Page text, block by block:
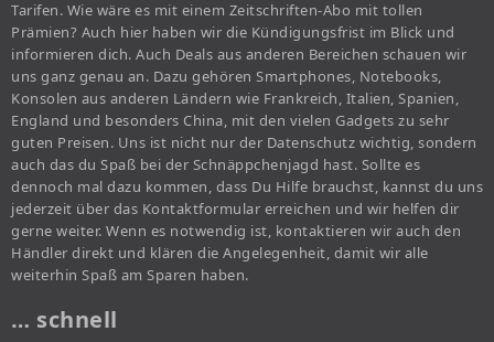
Tarifen. Wie wäre es mit einem Zeitschriften-Abo mit tollen
Prämien? Auch hier haben wir die Kündigungsfrist im Blick und
informieren dich. Auch Deals aus anderen Bereichen schauen wir
uns ganz genau an. Dazu gehören Smartphones, Notebooks,
Konsolen aus anderen Ländern wie Frankreich, Italien, Spanien,
England und besonders China, mit den vielen Gadgets zu sehr
guten Preisen. Uns ist nicht nur der Datenschutz wichtig, sondern
auch das du Spaß bei der Schnäppchenjagd hast. Sollte es
dennoch mal dazu kommen, dass Du Hilfe brauchst, kannst du uns
jederzeit über das Kontaktformular erreichen und wir helfen dir
gerne weiter. Wenn es notwendig ist, kontaktieren wir auch den
Händler direkt und klären die Angelegenheit, damit wir alle
weiterhin Spaß am Sparen haben.
… schnell